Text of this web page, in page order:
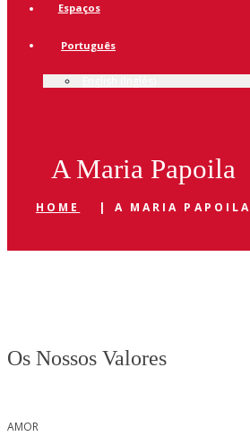
Espaços
Português
A Maria Papoila
HOME | A MARIA PAPOILA
Os Nossos Valores
AMOR